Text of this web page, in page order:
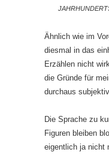
Ähnlich wie im
diesmal in das
Erzählen nicht
die Gründe für
durchaus
Die Sprache zu
Figuren bleiben
eigentlich ja nicht